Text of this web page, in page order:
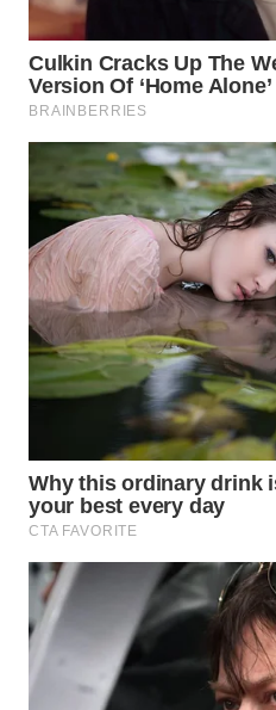
WN
PADANG
LAWAS
SUMEDANG
WN
CIANJUR
WN
KEPULAUAN
SERIBU
TANGERANG
WN
BINJAI
WN
CIREBON
WN